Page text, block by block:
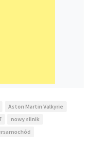
Aston Martin Valkyrie
nowy silnik